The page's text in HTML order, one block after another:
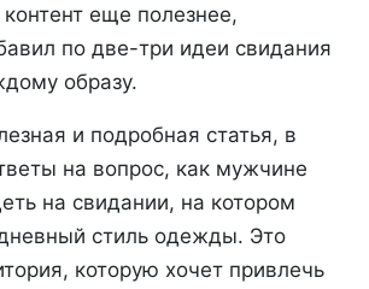
еще полезнее,
по две-три идеи свидания
образу.
и подробная статья, в
на вопрос, как мужчине
на свидании, на котором
стиль одежды. Это
которую хочет привлечь